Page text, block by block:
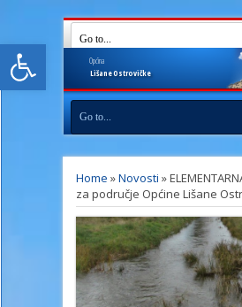
Open toolbar
LišaneOstrovičke
Općina
Home »Novosti »
za područje Općine Lišane